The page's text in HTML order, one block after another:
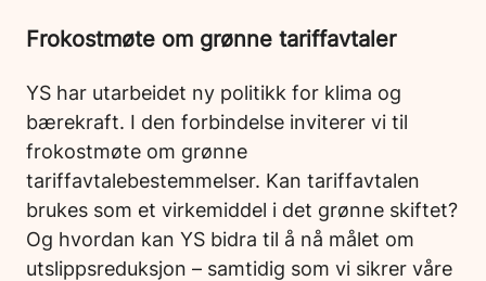
Frokostmøte om grønne tariffavtaler
YS har utarbeidet ny politikk for klima og
bærekraft. I den forbindelse inviterer vi til
frokostmøte om grønne
tariffavtalebestemmelser. Kan tariffavtalen
brukes som et virkemiddel i det grønne skiftet?
Og hvordan kan YS bidra til å nå målet om
utslippsreduksjon – samtidig som vi sikrer våre